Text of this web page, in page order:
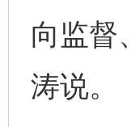
向监督
涛说。